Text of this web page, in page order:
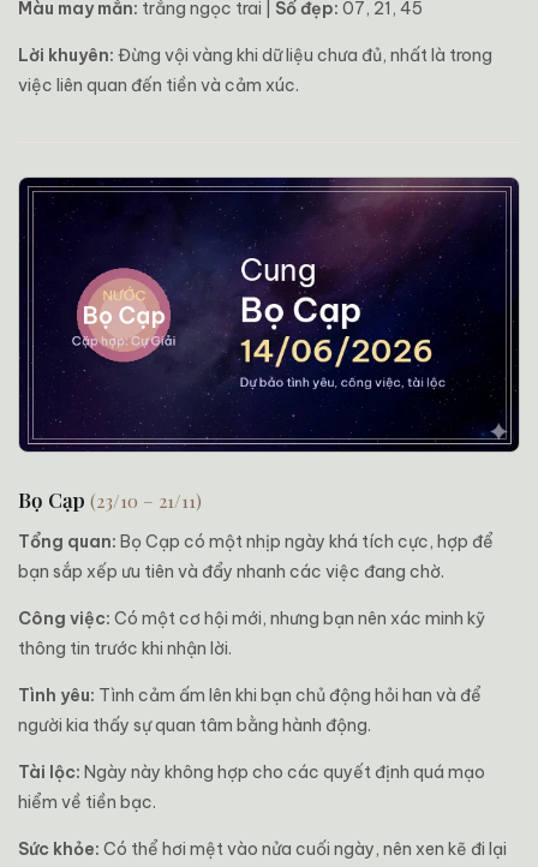
Màu may mắn: trắng ngọc trai | Số đẹp: 07, 21, 45
Lời khuyên: Đừng vội vàng khi dữ liệu chưa đủ, nhất là trong
việc liên quan đến tiền và cảm xúc.
Bọ Cạp (23/10 – 21/11)
Tổng quan: Bọ Cạp có một nhịp ngày khá tích cực, hợp để
bạn sắp xếp ưu tiên và đẩy nhanh các việc đang chờ.
Công việc: Có một cơ hội mới, nhưng bạn nên xác minh kỹ
thông tin trước khi nhận lời.
Tình yêu: Tình cảm ấm lên khi bạn chủ động hỏi han và để
người kia thấy sự quan tâm bằng hành động.
Tài lộc: Ngày này không hợp cho các quyết định quá mạo
hiểm về tiền bạc.
Sức khỏe: Có thể hơi mệt vào nửa cuối ngày, nên xen kẽ đi lại